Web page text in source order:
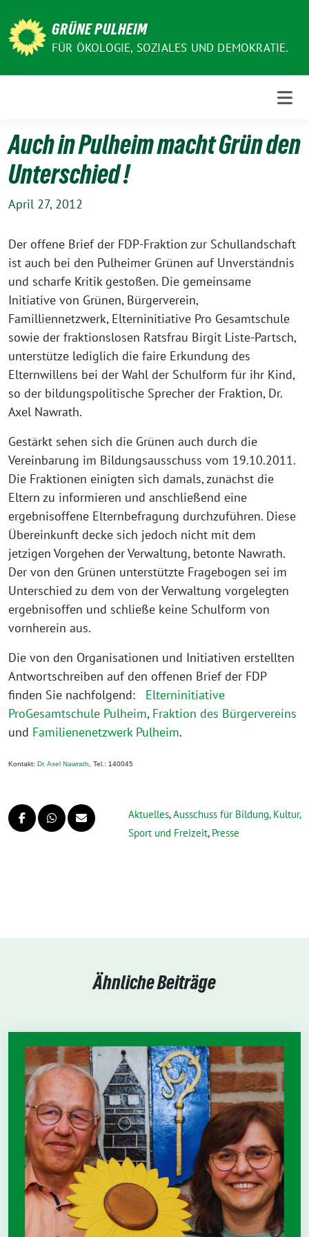
zum
Inhalt
GRÜNE PULHEIM
FÜR ÖKOLOGIE, SOZIALES UND DEMOKRATIE.
Auch in Pulheim macht Grün den
Unterschied !
April 27, 2012
Der offene Brief der FDP-Fraktion zur Schullandschaft
ist auch bei den Pulheimer Grünen auf Unverständnis
und scharfe Kritik gestoßen. Die gemeinsame
Initiative von Grünen, Bürgerverein,
Familliennetzwerk, Elterninitiative Pro Gesamtschule
sowie der fraktionslosen Ratsfrau Birgit Liste-Partsch,
unterstütze lediglich die faire Erkundung des
Elternwillens bei der Wahl der Schulform für ihr Kind,
so der bildungspolitische Sprecher der Fraktion, Dr.
Axel Nawrath.
Gestärkt sehen sich die Grünen auch durch die
Vereinbarung im Bildungsausschuss vom 19.10.2011.
Die Fraktionen einigten sich damals, zunächst die
Eltern zu informieren und anschließend eine
ergebnisoffene Elternbefragung durchzuführen. Diese
Übereinkunft decke sich jedoch nicht mit dem
jetzigen Vorgehen der Verwaltung, betonte Nawrath.
Der von den Grünen unterstützte Fragebogen sei im
Unterschied zu dem von der Verwaltung vorgelegten
ergebnisoffen und schließe keine Schulform von
vornherein aus.
Die von den Organisationen und Initiativen erstellten
Antwortschreiben auf den offenen Brief der FDP
finden Sie nachfolgend: Elterninitiative
ProGesamtschule Pulheim, Fraktion des Bürgervereins
und Familienenetzwerk Pulheim.
Kontakt: Dr. Axel Nawrath , Tel.: 140045
Aktuelles,Ausschuss für Bildung, Kultur,
Sport und Freizeit, Presse
Ähnliche Beiträge